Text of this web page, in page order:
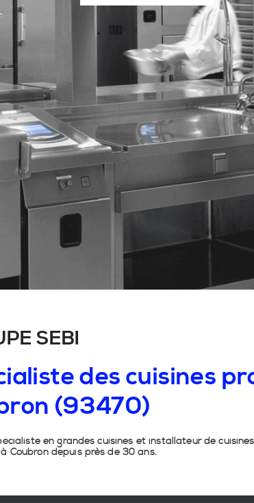
SEBI
des cuisines
(93470)
en grandes cuisines et installateur de
Coubron depuis près de 30 ans.